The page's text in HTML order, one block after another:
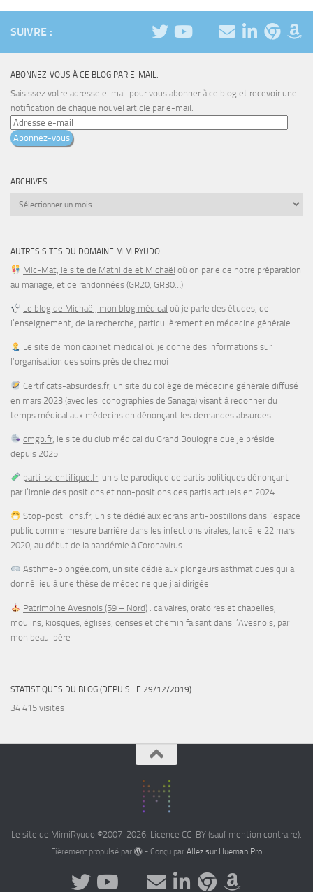
SUIVRE :
ABONNEZ-VOUS À CE BLOG PAR E-MAIL.
Saisissez votre adresse e-mail pour vous abonner à ce blog et recevoir une
notification de chaque nouvel article par e-mail.
Adresse
e-Abonnez-vous
ARCHIVES
Archives
AUTRES SITES DU DOMAINE MIMIRYUDO
Mic-Mat, le site de Mathilde et Michaël où on parle de notre préparation
au mariage, et de randonnées (GR20, GR30…)
Le blog de Michaël, mon blog médical où je parle des études, de
l’enseignement, de la recherche, particulièrement en médecine générale
Le site de mon cabinet médical où je donne des informations sur
l’organisation des soins près de chez moi
Certificats-absurdes.fr , un site du collège de médecine générale diffusé
en mars 2023 (avec les iconographies de Sanaga) visant à redonner du
temps médical aux médecins en dénonçant les demandes absurdes
cmgb.fr , le site du club médical du Grand Boulogne que je préside
depuis 2025
parti-scientifique.fr, un site parodique de partis politiques dénonçant
par l’ironie des positions et non-positions des partis actuels en 2024
Stop-postillons.fr, un site dédié aux écrans anti-postillons dans l’espace
public comme mesure barrière dans les infections virales, lancé le 22 mars
2020, au début de la pandémie à Coronavirus
Asthme-plongée.com, un site dédié aux plongeurs asthmatiques qui a
donné lieu à une thèse de médecine que j’ai dirigée
Patrimoine Avesnois (59 – Nord) : calvaires, oratoires et chapelles,
moulins, kiosques, églises, censes et chemin faisant dans l’Avesnois, par
mon beau-père
STATISTIQUES DU BLOG (DEPUIS LE 29/12/2019)
34 415 visites
Le site de MimiRyudo ©2007-2026. Licence CC-BY (sauf mention contraire).
Fièrement propulsé par - Conçu par Allez sur Hueman Pro